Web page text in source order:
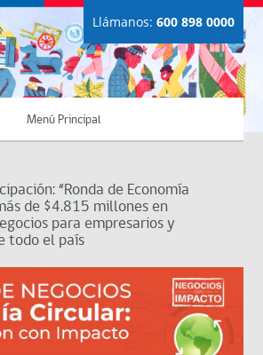
Llámanos: 600 898 0000
Menú Principal
“Ronda de Economía
de $4.815 millones en
para empresarios y
todo el país